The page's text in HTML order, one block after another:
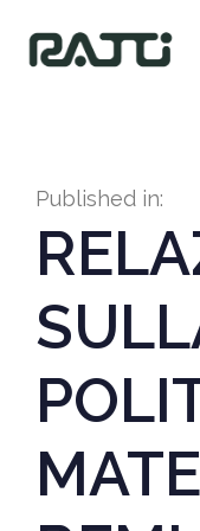
Published in: